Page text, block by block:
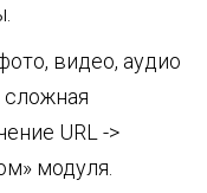
видео, аудио
URL ->
модуля.